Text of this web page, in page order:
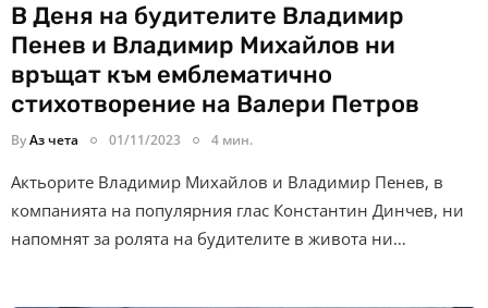
В Деня на будителите Владимир
Пенев и Владимир Михайлов ни
връщат към емблематично
стихотворение на Валери Петров
ByАз чета 01/11/2023 4 мин.
Актьорите Владимир Михайлов и Владимир Пенев, в
компанията на популярния глас Константин Динчев, ни
напомнят за ролята на будителите в живота ни…